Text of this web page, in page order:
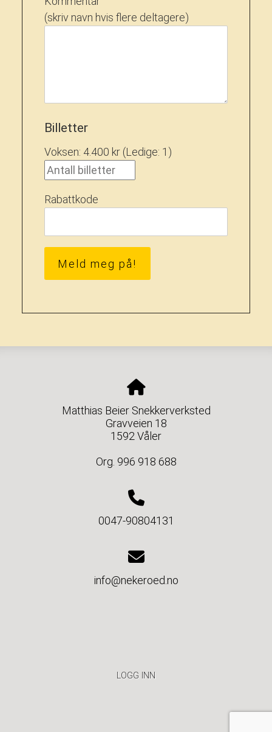
(skriv navn hvis flere deltagere)
Billetter
Voksen: 4.400 kr (Ledige: 1 )
Rabattkode
Meld meg på!
Matthias Beier Snekkerverksted
Gravveien 18
1592 Våler
Org. 996 918 688
0047-90804131
info@nekeroed.no
LOGG INN